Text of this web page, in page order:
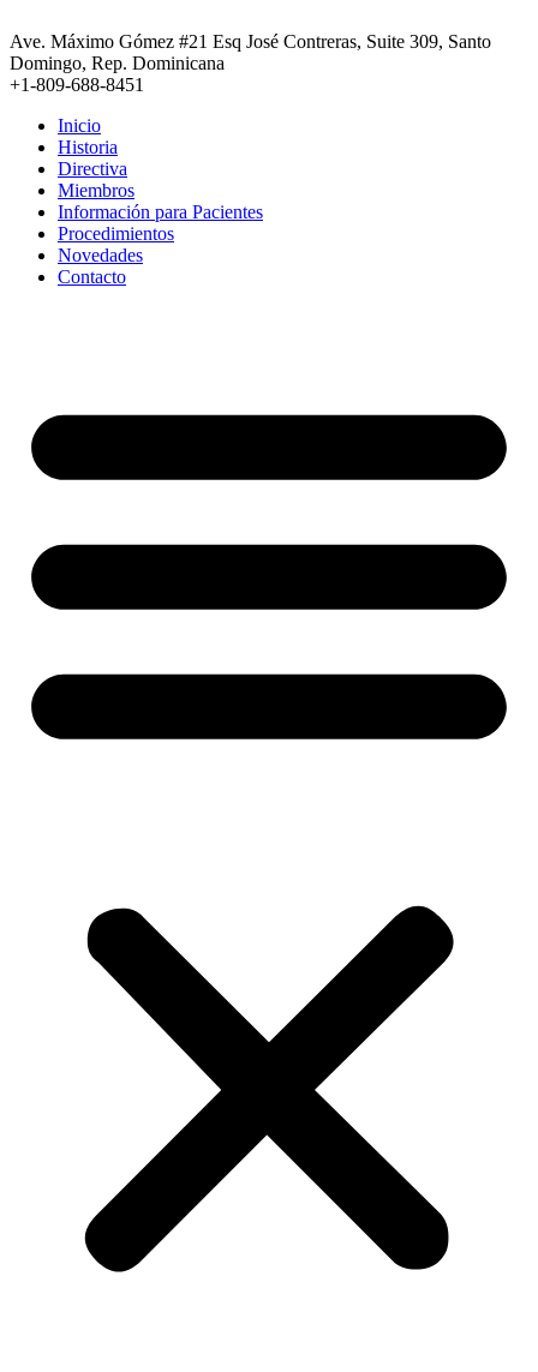
al
contenido
Ave. Máximo Gómez #21 Esq José Contreras, Suite 309, Santo
Domingo, Rep. Dominicana
+1-809-688-8451
Inicio
Historia
Directiva
Miembros
Información para Pacientes
Procedimientos
Novedades
Contacto